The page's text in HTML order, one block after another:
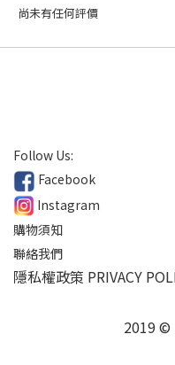
尚未有任何評價
Follow Us:
Facebook
Instagram
購物須知
聯絡我們
隱私權政策 PRIVACY
2019 ©